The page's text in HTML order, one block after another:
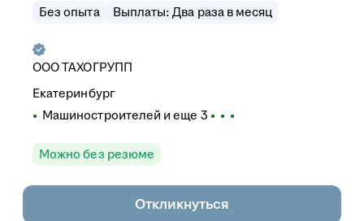
Без опыта Выплаты: Два раза в месяц
ОООТАХОГРУПП
Екатеринбург
Машиностроителей и еще 3
Можно без резюме
Откликнуться